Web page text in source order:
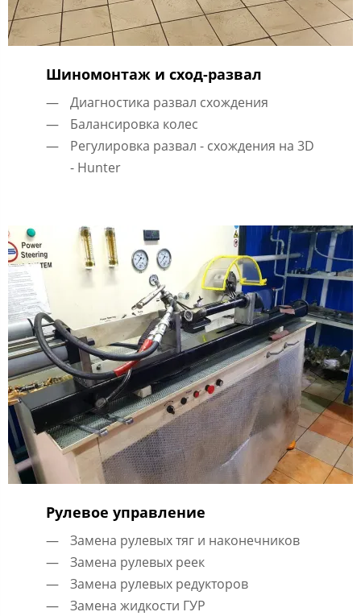
Шиномонтаж и сход-развал
Диагностика развал схождения
Балансировка колес
Регулировка развал - схождения на 3D
- Hunter
Рулевое управление
Замена рулевых тяг и наконечников
Замена рулевых реек
Замена рулевых редукторов
Замена жидкости ГУР